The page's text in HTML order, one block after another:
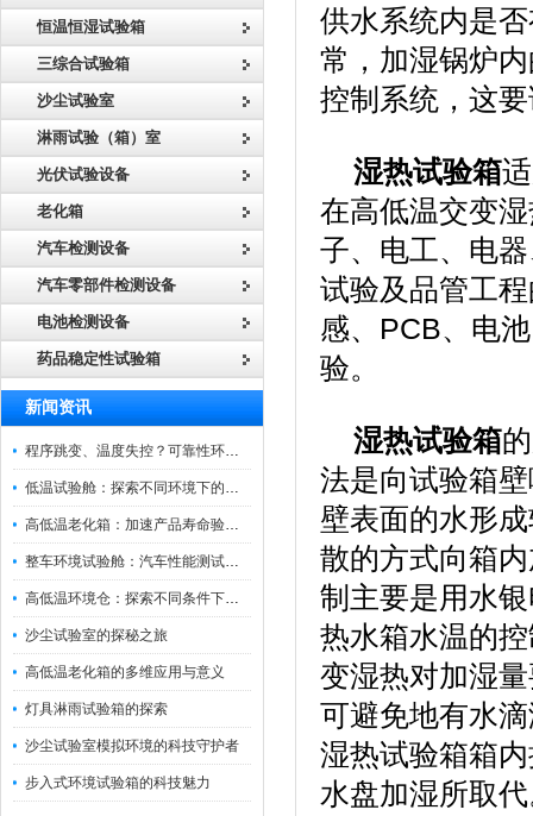
恒温恒湿试验箱
三综合试验箱
沙尘试验室
淋雨试验（箱）室
光伏试验设备
老化箱
汽车检测设备
汽车零部件检测设备
电池检测设备
药品稳定性试验箱
新闻资讯
程序跳变、温度失控？可靠性环境试验箱控制系统故障处理
低温试验舱：探索不同环境下的科技边界
高低温老化箱：加速产品寿命验证的可靠伙伴
整车环境试验舱：汽车性能测试的设备
高低温环境仓：探索不同条件下的科学奥秘
沙尘试验室的探秘之旅
高低温老化箱的多维应用与意义
灯具淋雨试验箱的探索
沙尘试验室模拟环境的科技守护者
步入式环境试验箱的科技魅力
供水系统内是
常，加湿锅炉
控制系统，这
湿热试验箱
在高低温交变
子、电工、电
试验及品管工
感、PCB、电
验。
湿热试验箱
法是向试验箱
壁表面的水形
散的方式向箱
制主要是用水
热水箱水温的
变湿热对加湿
可避免地有水
湿热试验箱箱
水盘加湿所取